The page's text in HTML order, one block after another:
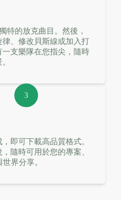
特的放克曲目。然後，
、修改貝斯線或加入打
支樂隊在您指尖，隨時
3
即可下載高品質格式。
隨時可用於您的專案、
界分享。